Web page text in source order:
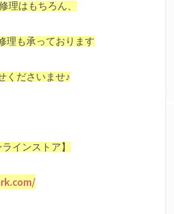
理はもちろん、
理も承っております
くださいませ♪
インストア】